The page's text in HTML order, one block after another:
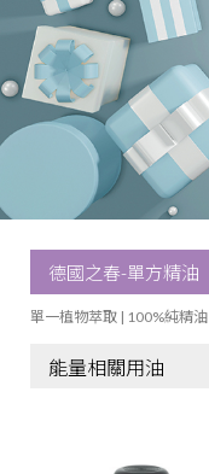
單一植物萃取 | 100%純精油